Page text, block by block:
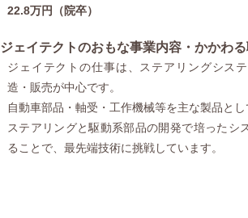
22.8万円（院卒）
ジェイテクトのおもな事業内容・かかわ
ジェイテクトの仕事は、ステアリングシス
造・販売が中心です。
自動車部品・軸受・工作機械等を主な製品とし
ステアリングと駆動系部品の開発で培ったシ
ることで、最先端技術に挑戦しています。